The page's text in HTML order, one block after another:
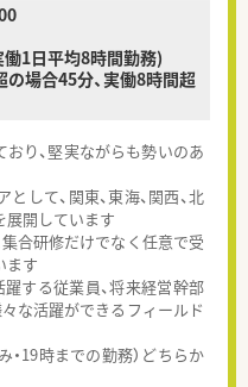
1日平均8時間勤務)
場合45分、実働8時間超
り、堅実ながらも勢いのあ
して、関東、東海、関西、北
展開しています
合研修だけでなく任意で受
ます
する従業員、将来経営幹部
な活躍ができるフィールド
・19時までの勤務）どちらか